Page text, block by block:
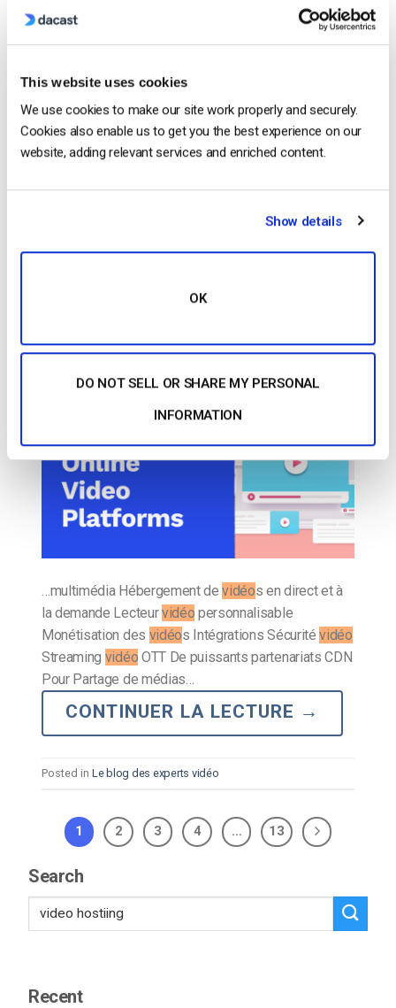
This website uses cookies
We use cookies to make our site work properly and securely.
Cookies also enable us to get you the best experience on our
website, adding relevant services and enriched content.
Show details
OK
DO NOT SELL OR SHARE MY PERSONAL
INFORMATION
pour 0,25 $/chacune ; lecteur
en marque
blanche Avancé : 319 $/mois, facturé annuellement
supplémentaires pour 0,25…
CONTINUER LA LECTURE→
Le blog des experts vidéo
en 2023 – Tout ce que vous devez savoir
POSTÉ LEMAY 8, 2025
…multimédia Hébergement devidéos en direct et à
la demande Lecteurvidéo personnalisable
Monétisation des vidéos Intégrations Sécuritévidéo
Streaming vidéo OTT De puissants partenariats CDN
Pour Partage de médias…
CONTINUER LA LECTURE →
Posted in Le blog des experts vidéo
1 2 3 4 … 13
Search
Recent